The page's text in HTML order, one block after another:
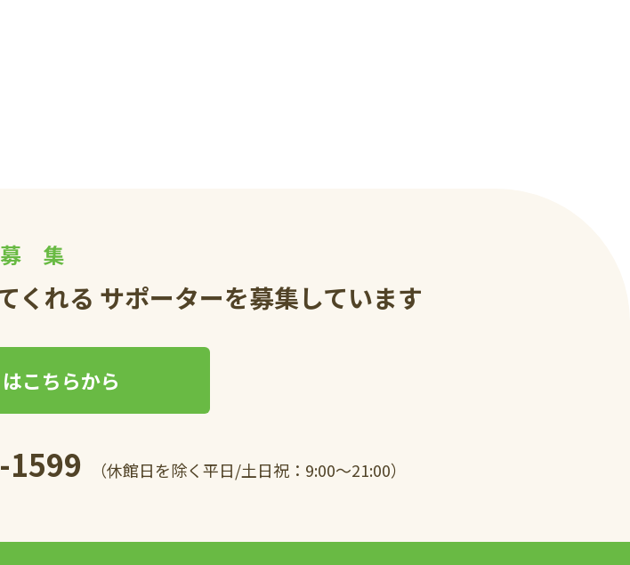
募 集
くれる サポーターを募集しています
こちらから
1599 （休館日を除く平日/土日祝：9:00～21:00）